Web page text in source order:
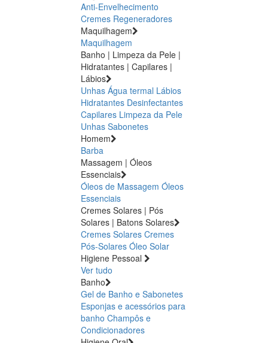
Anti-Envelhecimento
Cremes Regeneradores
Maquilhagem
Maquilhagem
Banho | Limpeza da Pele |
Hidratantes | Capilares |
Lábios
Unhas Água termal Lábios
Hidratantes Desinfectantes
Capilares Limpeza da Pele
Unhas Sabonetes
Homem
Barba
Massagem | Óleos
Essenciais
Óleos de Massagem Óleos
Essenciais
Cremes Solares | Pós
Solares | Batons Solares
Cremes Solares Cremes
Pós-Solares Óleo Solar
Higiene Pessoal
Ver tudo
Banho
Gel de Banho e Sabonetes
Esponjas e acessórios para
banho Champôs e
Condicionadores